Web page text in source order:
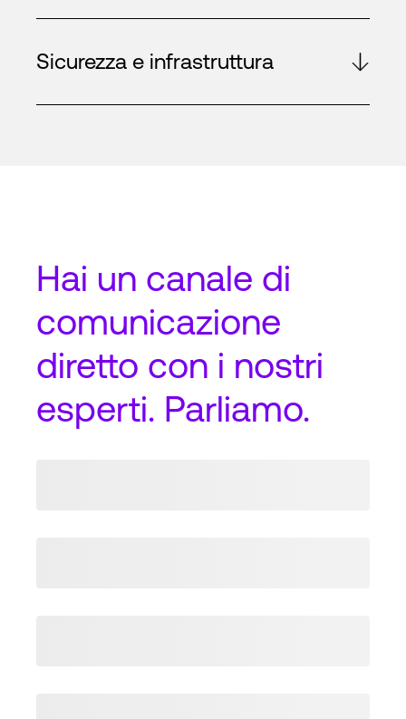
Sicurezza e infrastruttura
Hai un canale di
comunicazione
diretto con i nostri
esperti. Parliamo.